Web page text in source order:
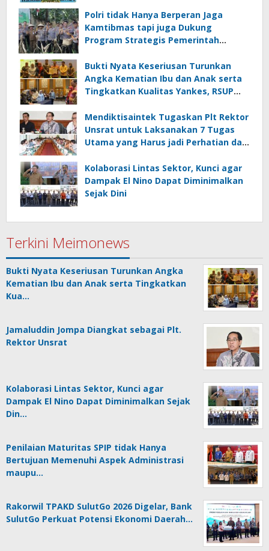
dan Hilirisasi/BKPM
Polri tidak Hanya Berperan Jaga
Kamtibmas tapi juga Dukung
Program Strategis Pemerintah
Pangan
Bukti Nyata Keseriusan Turunkan
Angka Kematian Ibu dan Anak serta
Tingkatkan Kualitas Yankes, RSUP
Nasional
Mendiktisaintek Tugaskan Plt Rektor
Unsrat untuk Laksanakan 7 Tugas
Utama yang Harus jadi Perhatian dan
Kolaborasi Lintas Sektor, Kunci agar
Dampak El Nino Dapat Diminimalkan
Sejak Dini
Terkini Meimonews
Bukti Nyata Keseriusan Turunkan Angka
Kematian Ibu dan Anak serta Tingkatkan
Kua…
Jamaluddin Jompa Diangkat sebagai Plt.
Rektor Unsrat
Kolaborasi Lintas Sektor, Kunci agar
Dampak El Nino Dapat Diminimalkan Sejak
Din…
Penilaian Maturitas SPIP tidak Hanya
Bertujuan Memenuhi Aspek Administrasi
maupu…
Rakorwil TPAKD SulutGo 2026 Digelar, Bank
SulutGo Perkuat Potensi Ekonomi Daerah…